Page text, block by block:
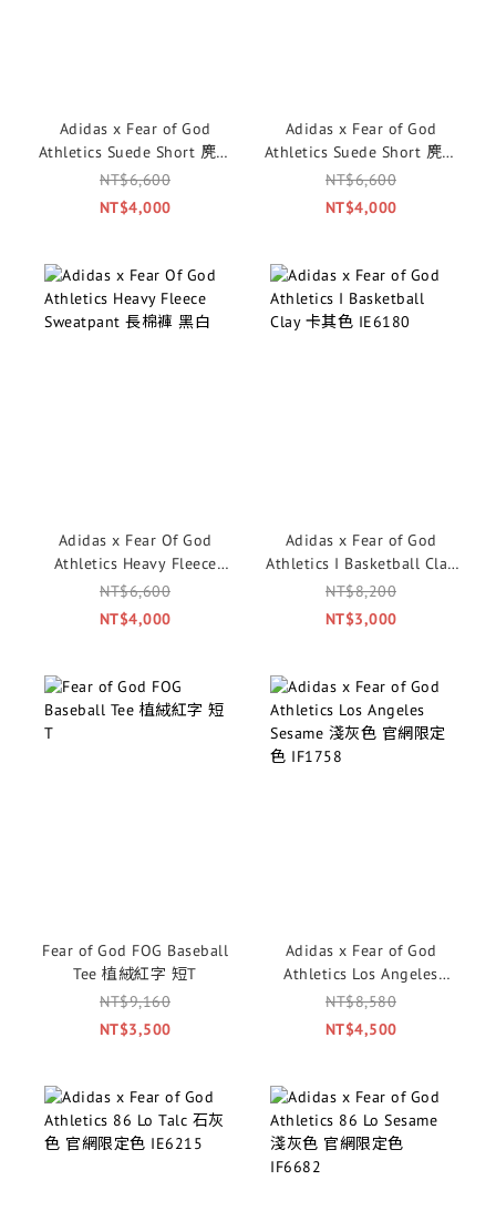
Adidas x Fear of God
Athletics Suede Short 麂皮
短棉褲 灰綠
NT$6,600
NT$4,000
Adidas x Fear of God
Athletics Suede Short 麂皮
短棉褲 黑色
NT$6,600
NT$4,000
Adidas x Fear Of God
Athletics Heavy Fleece
Sweatpant 長棉褲 黑白
NT$6,600
NT$4,000
Adidas x Fear of God
Athletics I Basketball Clay
卡其色 IE6180
NT$8,200
NT$3,000
Fear of God FOG Baseball
Tee 植絨紅字 短T
NT$9,160
NT$3,500
Adidas x Fear of God
Athletics Los Angeles
Sesame 淺灰色 官網限定色
IF1758
NT$8,580
NT$4,500